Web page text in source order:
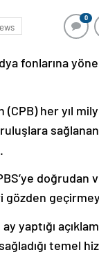
0
fonlarına
(CPB) her yıl
doğrudan
gözden
yaptığı
temel